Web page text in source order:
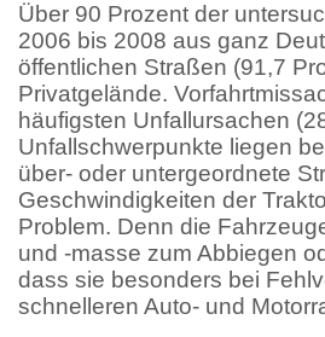
Über 90 Prozent der
2006 bis 2008 aus ganz
öffentlichen Straßen (91,7
Privatgelände.
häufigsten Unfallursachen
Unfallschwerpunkte liegen
über- oder untergeordnete
Geschwindigkeiten der
Problem. Denn die
und -masse zum Abbiegen
dass sie besonders bei
schnelleren Auto- und